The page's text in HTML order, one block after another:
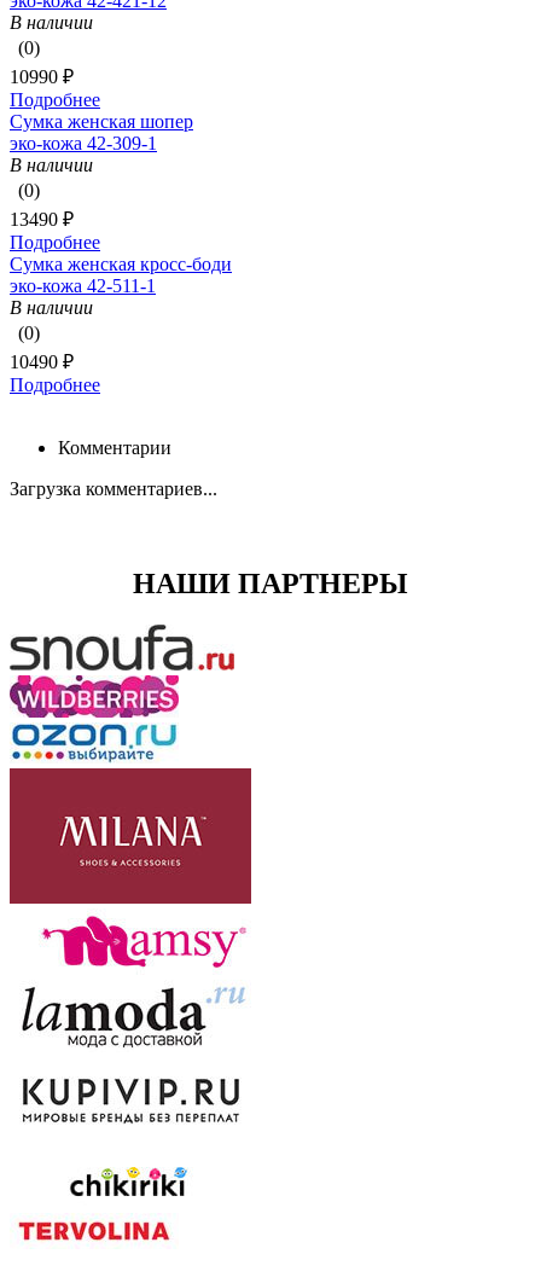
В наличии
(0)
10990 ₽
Подробнее
Сумка женская шопер
эко-кожа 42-309-1
В наличии
(0)
13490 ₽
Подробнее
Сумка женская кросс-боди
эко-кожа 42-511-1
В наличии
(0)
10490 ₽
Подробнее
Комментарии
Загрузка комментариев...
НАШИ ПАРТНЕРЫ